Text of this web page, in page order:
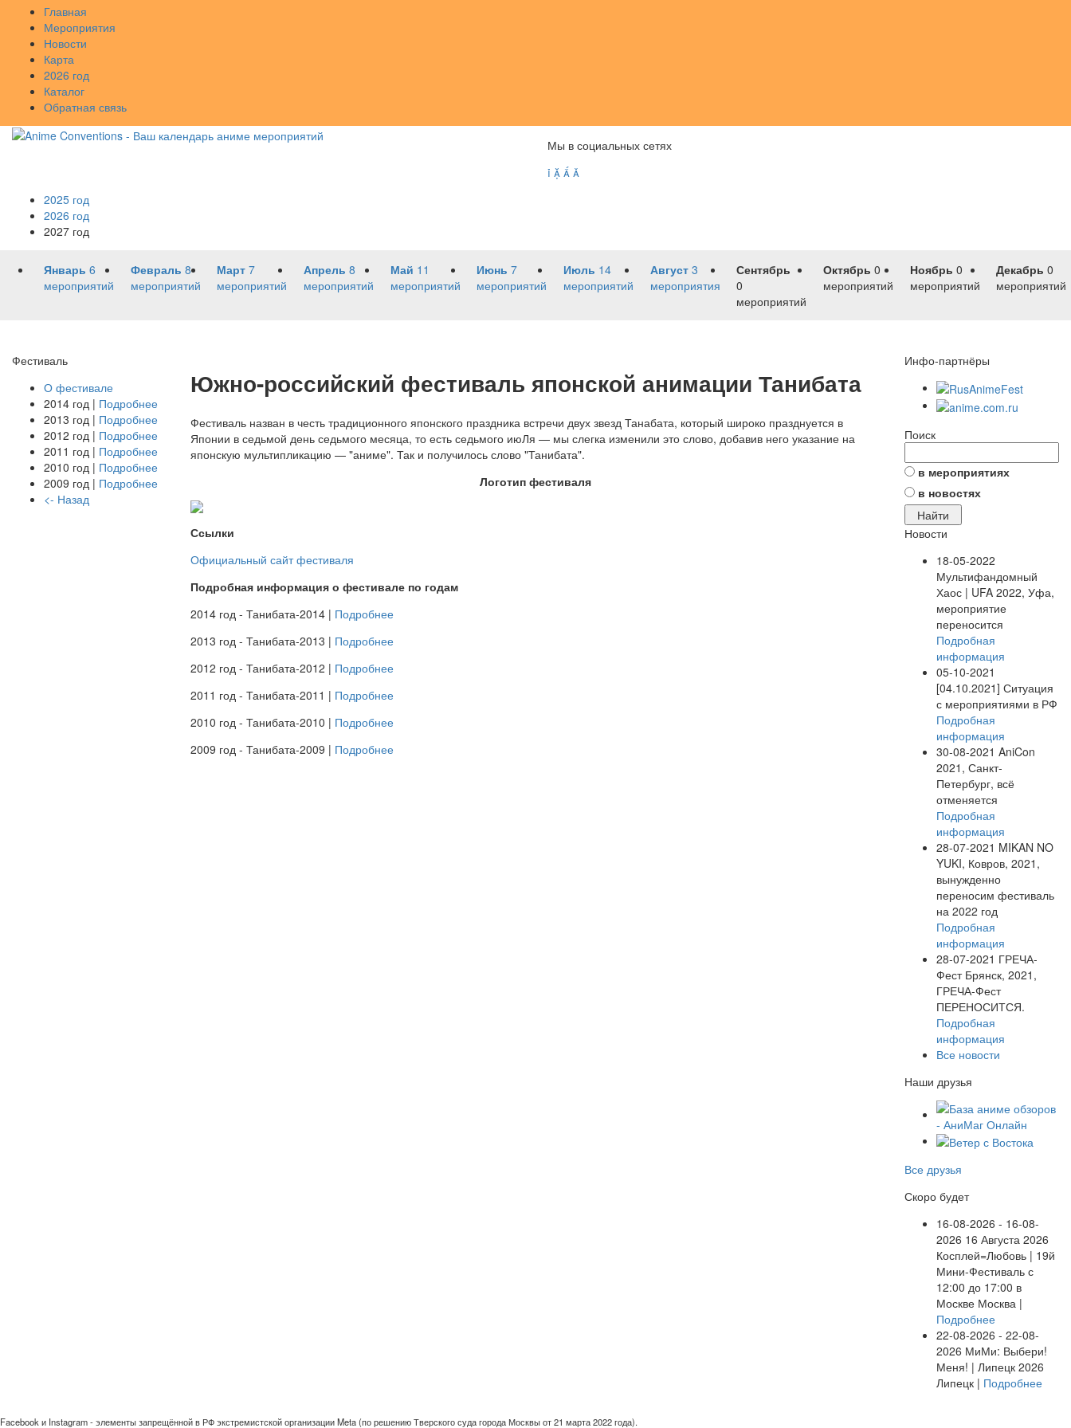
Главная
Мероприятия
Новости
Карта
2026 год
Каталог
Обратная связь
Мы в социальных сетях
   
2025 год
2026 год
2027 год
Январь 6
мероприятий
Февраль 8
мероприятий
Март 7
мероприятий
Апрель 8
мероприятий
Май 11
мероприятий
Июнь 7
мероприятий
Июль 14
мероприятий
Август 3
мероприятия
Сентябрь
0
мероприятий
Октябрь 0
мероприятий
Ноябрь 0
мероприятий
Декабрь 0
мероприятий
Фестиваль
О фестивале
2014 год | Подробнее
2013 год | Подробнее
2012 год | Подробнее
2011 год | Подробнее
2010 год | Подробнее
2009 год | Подробнее
<- Назад
Южно-российский фестиваль японской анимации Танибата
Фестиваль назван в честь традиционного японского праздника встречи двух звезд Танабата, который широко празднуется в
Японии в седьмой день седьмого месяца, то есть седьмого июЛя — мы слегка изменили это слово, добавив него указание на
японскую мультипликацию — "аниме". Так и получилось слово "Танибата".
Логотип фестиваля
Ссылки
Официальный сайт фестиваля
Подробная информация о фестивале по годам
2014 год - Танибата-2014 | Подробнее
2013 год - Танибата-2013 | Подробнее
2012 год - Танибата-2012 | Подробнее
2011 год - Танибата-2011 | Подробнее
2010 год - Танибата-2010 | Подробнее
2009 год - Танибата-2009 | Подробнее
Инфо-партнёры
Поиск
в мероприятиях
в новостях
Новости
18-05-2022
Мультифандомный
Хаос | UFA 2022, Уфа,
мероприятие
переносится
Подробная
информация
05-10-2021
[04.10.2021] Ситуация
с мероприятиями в РФ
Подробная
информация
30-08-2021 AniCon
2021, Санкт-
Петербург, всё
отменяется
Подробная
информация
28-07-2021 MIKAN NO
YUKI, Ковров, 2021,
вынужденно
переносим фестиваль
на 2022 год
Подробная
информация
28-07-2021 ГРЕЧА-
Фест Брянск, 2021,
ГРЕЧА-Фест
ПЕРЕНОСИТСЯ.
Подробная
информация
Все новости
Наши друзья
Все друзья
Скоро будет
16-08-2026 - 16-08-
2026 16 Августа 2026
Косплей=Любовь | 19й
Мини-Фестиваль с
12:00 до 17:00 в
Москве Москва |
Подробнее
22-08-2026 - 22-08-
2026 МиМи: Выбери!
Меня! | Липецк 2026
Липецк | Подробнее
Facebook и Instagram - элементы запрещённой в РФ экстремистской организации Meta (по решению Тверского суда города Москвы от 21 марта 2022 года).